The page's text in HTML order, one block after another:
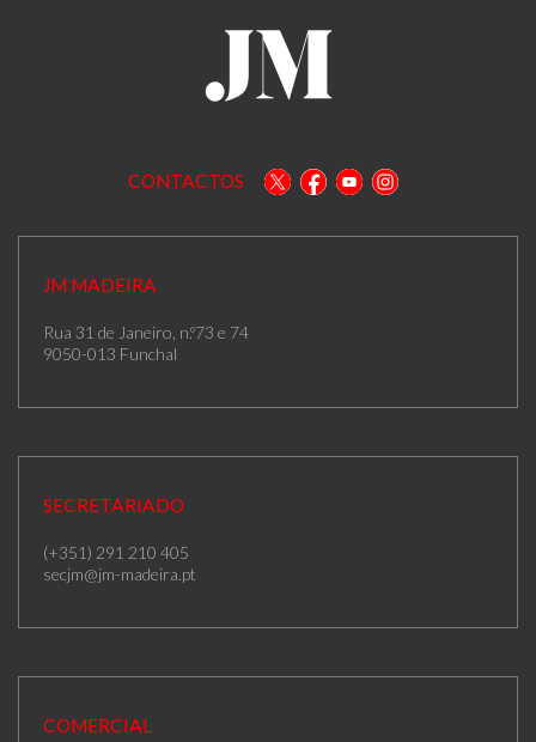
CONTACTOS
JM MADEIRA
Rua 31 de Janeiro, n.º73 e 74
9050-013 Funchal
SECRETARIADO
(+351) 291 210 405
secjm@jm-madeira.pt
COMERCIAL